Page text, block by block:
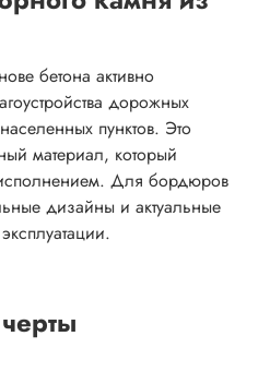
бетона активно
дорожных
пунктов. Это
материал, который
исполнением. Для бордюров
дизайны и актуальные